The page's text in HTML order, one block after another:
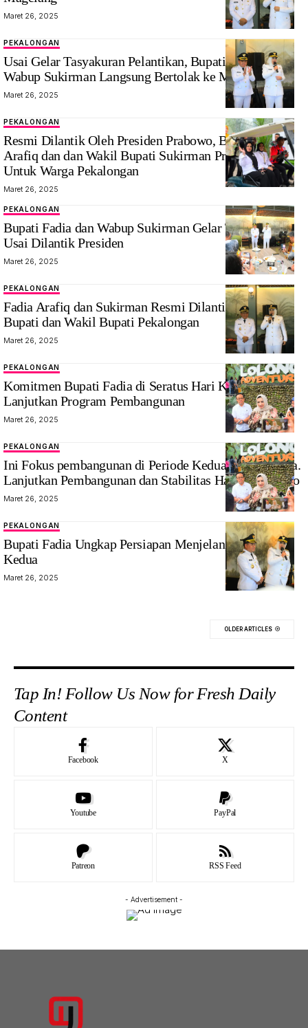
Wakil Bupati
Pekalongan
Sukirman
Maret 26, 2025
Bupati dan
Wakil Bupati
Pekalongan
PEKALONGAN
Usai Gelar Tasyakuran Pelantikan, Bupati Fadia dan
Wabup Sukirman Langsung Bertolak ke Magelang
Maret 26, 2025
PEKALONGAN
Resmi Dilantik Oleh Presiden Prabowo, Bupati Fadia
Arafiq dan dan Wakil Bupati Sukirman Priotitaskan ini
Untuk Warga Pekalongan
Maret 26, 2025
PEKALONGAN
Bupati Fadia dan Wabup Sukirman Gelar Tasyakuran
Usai Dilantik Presiden
Maret 26, 2025
PEKALONGAN
Fadia Arafiq dan Sukirman Resmi Dilantik sebagai
Bupati dan Wakil Bupati Pekalongan
Maret 26, 2025
Bupati
Pekalongan
Farida Arafiq
PEKALONGAN
Komitmen Bupati Fadia di Seratus Hari Kerja dan
Lanjutkan Program Pembangunan
Maret 26, 2025
Bupati
Pekalongan
Farida Arafiq
PEKALONGAN
Ini Fokus pembangunan di Periode Kedua Bupati Fadia.
Lanjutkan Pembangunan dan Stabilitas Harga Sembako
Maret 26, 2025
PEKALONGAN
Bupati Fadia Ungkap Persiapan Menjelang Pelantikan
Kedua
Maret 26, 2025
OLDER ARTICLES
Tap In! Follow Us Now for Fresh Daily
Content
Facebook X
Youtube PayPal
Patreon RSS Feed
- Advertisement -